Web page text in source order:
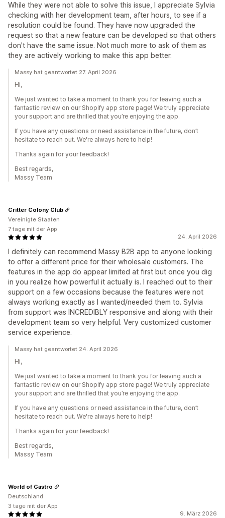
While they were not able to solve this issue, I appreciate Sylvia
checking with her development team, after hours, to see if a
resolution could be found. They have now upgraded the
request so that a new feature can be developed so that others
don't have the same issue. Not much more to ask of them as
they are actively working to make this app better.
Massy hat geantwortet 27. April 2026
Hi,
We just wanted to take a moment to thank you for leaving such a
fantastic review on our Shopify app store page! We truly appreciate
your support and are thrilled that you’re enjoying the app.
If you have any questions or need assistance in the future, don’t
hesitate to reach out. We're always here to help!
Thanks again for your feedback!
Best regards,
Massy Team
24. April 2026
I definitely can recommend Massy B2B app to anyone looking
to offer a different price for their wholesale customers. The
features in the app do appear limited at first but once you dig
in you realize how powerful it actually is. I reached out to their
support on a few occasions because the features were not
always working exactly as I wanted/needed them to. Sylvia
from support was INCREDIBLY responsive and along with their
development team so very helpful. Very customized customer
service experience.
Critter Colony Club
Vereinigte Staaten
7 tage mit der App
Massy hat geantwortet 24. April 2026
Hi,
We just wanted to take a moment to thank you for leaving such a
fantastic review on our Shopify app store page! We truly appreciate
your support and are thrilled that you’re enjoying the app.
If you have any questions or need assistance in the future, don’t
hesitate to reach out. We're always here to help!
Thanks again for your feedback!
Best regards,
Massy Team
9. März 2026
World of Gastro
Deutschland
3 tage mit der App